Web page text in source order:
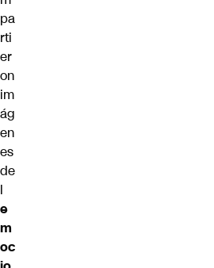
pa
rti
er
on
im
ág
en
es
de
l
e
m
oc